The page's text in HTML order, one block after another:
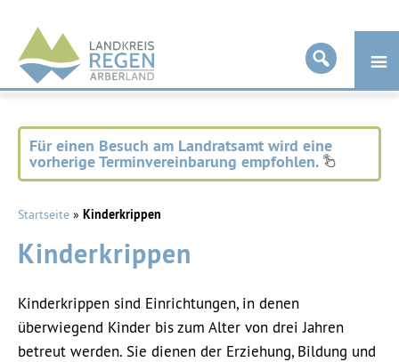
Landkreis
Regen
Für einen Besuch am Landratsamt wird eine
vorherige Terminvereinbarung empfohlen.
Startseite » Kinderkrippen
Kinderkrippen
Kinderkrippen sind Einrichtungen, in denen
überwiegend Kinder bis zum Alter von drei Jahren
betreut werden. Sie dienen der Erziehung, Bildung und